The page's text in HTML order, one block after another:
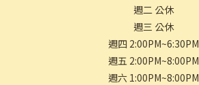
週二 公休
週三 公休
週四 2:00PM~6:30PM
週五 2:00PM~8:00PM
週六 1:00PM~8:00PM